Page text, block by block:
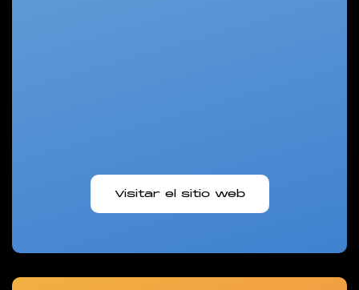
Visitar el sitio web